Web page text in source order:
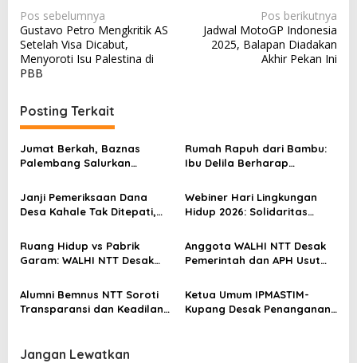
N
a
v
i
g
a
s
i
p
o
s
Pos sebelumnya
Gustavo Petro Mengkritik AS
Setelah Visa Dicabut,
Menyoroti Isu Palestina di
PBB
Pos berikutnya
Jadwal MotoGP Indonesia
2025, Balapan Diadakan
Akhir Pekan Ini
Posting Terkait
Jumat Berkah, Baznas
Palembang Salurkan
Kertapati
Rumah Rapuh dari Bambu:
Ibu Delila Berharap
Dinas Sosial
Janji Pemeriksaan Dana
Desa Kahale Tak Ditepati,
Keseriusan Kejati NTT
Webiner Hari Lingkungan
Hidup 2026: Solidaritas
Soroti Dampak Krisis Iklim
dan Ruang hidup di NTT
Ruang Hidup vs Pabrik
Garam: WALHI NTT Desak
Ndao Berubah Permanen
Anggota WALHI NTT Desak
Pemerintah dan APH Usut
Kayu Sonokeling Ilegal di
TTU
Alumni Bemnus NTT Soroti
Transparansi dan Keadilan
Unkriswina Sumba
Ketua Umum IPMASTIM-
Kupang Desak Penanganan
Jangan Lewatkan